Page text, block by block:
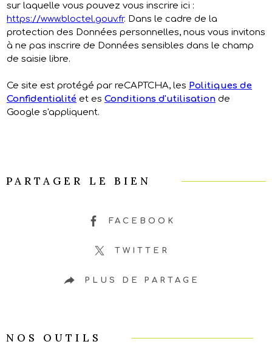
sur laquelle vous pouvez vous inscrire ici :
https://www.bloctel.gouv.fr. Dans le cadre de la
protection des Données personnelles, nous vous invitons
à ne pas inscrire de Données sensibles dans le champ
de saisie libre.
Ce site est protégé par reCAPTCHA, les Politiques de
Confidentialité et es Conditions d'utilisation de
Google s'appliquent.
PARTAGER LE BIEN
FACEBOOK
TWITTER
PLUS DE PARTAGE
NOS OUTILS